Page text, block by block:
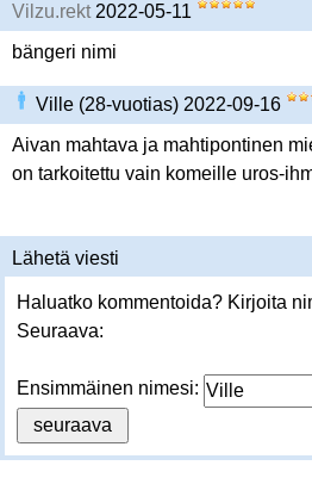
Vilzu.rekt2022-05-11
bängeri nimi
Ville (28-vuotias) 2022-09-16
Aivan mahtava ja mahtipontinen
on tarkoitettu vain komeille uros-
Lähetä viesti
Haluatko kommentoida? Kirjoita
Seuraava:
Ensimmäinen nimesi: